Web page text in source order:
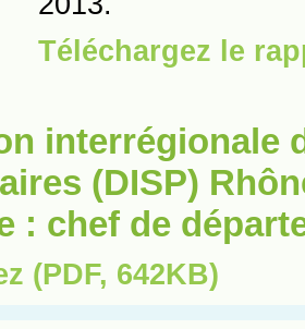
interrégionale
(DISP)
: chef de
(PDF, 642KB)